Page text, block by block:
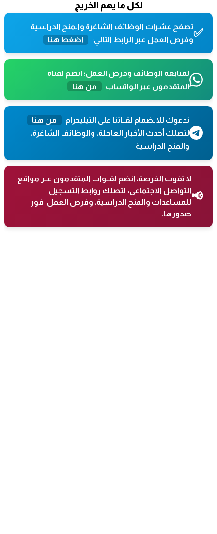
لكل ما يهم الخريج
✅تصفح عشرات الوظائف الشاغرة والمنح الدراسية
وفرص العمل عبر الرابط التالي:
اضغط هنا
لمتابعة الوظائف وفرص العمل؛ انضم لقناة
المتقدمون عبر الواتساب
من هنا
ندعوك للانضمام لقناتنا على التيليجرام
من هنا
لتصلك أحدث الأخبار العاجلة، والوظائف الشاغرة،
والمنح الدراسية
📢
لا تفوت الفرصة، انضم لقنوات المتقدمون عبر مواقع
التواصل الاجتماعي، لتصلك روابط التسجيل
للمساعدات والمنح الدراسية، وفرص العمل، فور
صدورها.